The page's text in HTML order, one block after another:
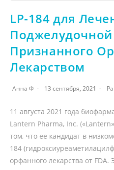
LP-184 для
Признанного
Лекарством
Анна Ф 13 сентября, 2021
11 августа 2021 года
Lantern Pharma, Inc.
том, что ее кандидат в
184
орфанного лекарства от FDA.